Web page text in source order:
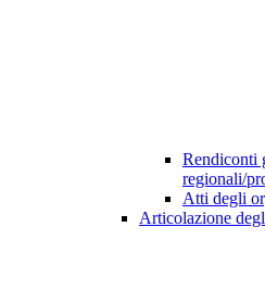
Rendiconti
regionali/
Atti degli
Articolazione